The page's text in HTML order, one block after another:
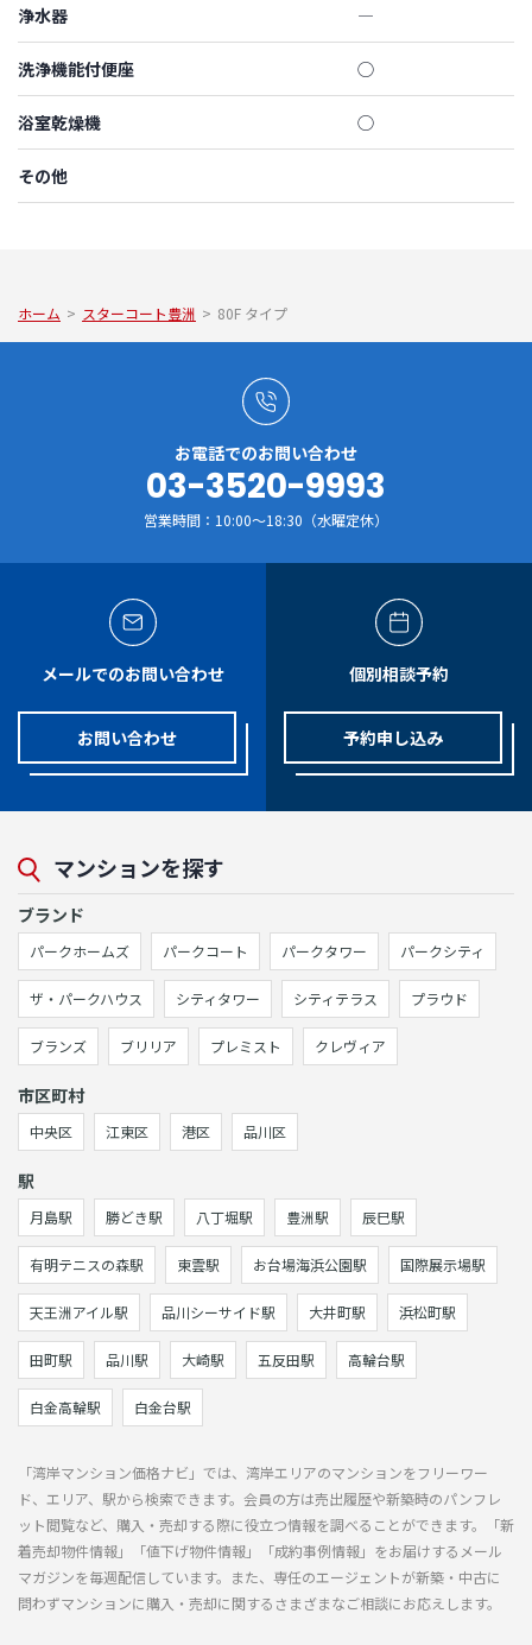
浄水器 ―
洗浄機能付便座 ◯
浴室乾燥機 ◯
その他
ホーム > スターコート豊洲 > 80F タイプ
お電話でのお問い合わせ
03-3520-9993
営業時間：10:00～18:30（水曜定休）
メールでのお問い合わせ
お問い合わせ
個別相談予約
予約申し込み
マンションを探す
ブランド
パークホームズ パークコート パークタワー パークシティ
ザ・パークハウス シティタワー シティテラス プラウド
ブランズ ブリリア プレミスト クレヴィア
市区町村
中央区 江東区 港区 品川区
駅
月島駅 勝どき駅 八丁堀駅 豊洲駅 辰巳駅
有明テニスの森駅 東雲駅 お台場海浜公園駅 国際展示場駅
天王洲アイル駅 品川シーサイド駅 大井町駅 浜松町駅
田町駅 品川駅 大崎駅 五反田駅 高輪台駅
白金高輪駅 白金台駅
「湾岸マンション価格ナビ」では、湾岸エリアのマンションをフリーワー
ド、エリア、駅から検索できます。会員の方は売出履歴や新築時のパンフレ
ット閲覧など、購入・売却する際に役立つ情報を調べることができます。「新
着売却物件情報」「値下げ物件情報」「成約事例情報」をお届けするメール
マガジンを毎週配信しています。また、専任のエージェントが新築・中古に
問わずマンションに購入・売却に関するさまざまなご相談にお応えします。